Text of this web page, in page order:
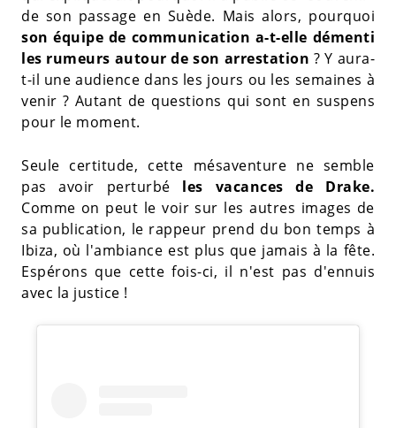
de son passage en Suède. Mais alors, pourquoi
son équipe de communication a-t-elle démenti
les rumeurs autour de son arrestation ? Y aura-
t-il une audience dans les jours ou les semaines à
venir ? Autant de questions qui sont en suspens
pour le moment.
Seule certitude, cette mésaventure ne semble
pas avoir perturbé les vacances de Drake.
Comme on peut le voir sur les autres images de
sa publication, le rappeur prend du bon temps à
Ibiza, où l'ambiance est plus que jamais à la fête.
Espérons que cette fois-ci, il n'est pas d'ennuis
avec la justice !